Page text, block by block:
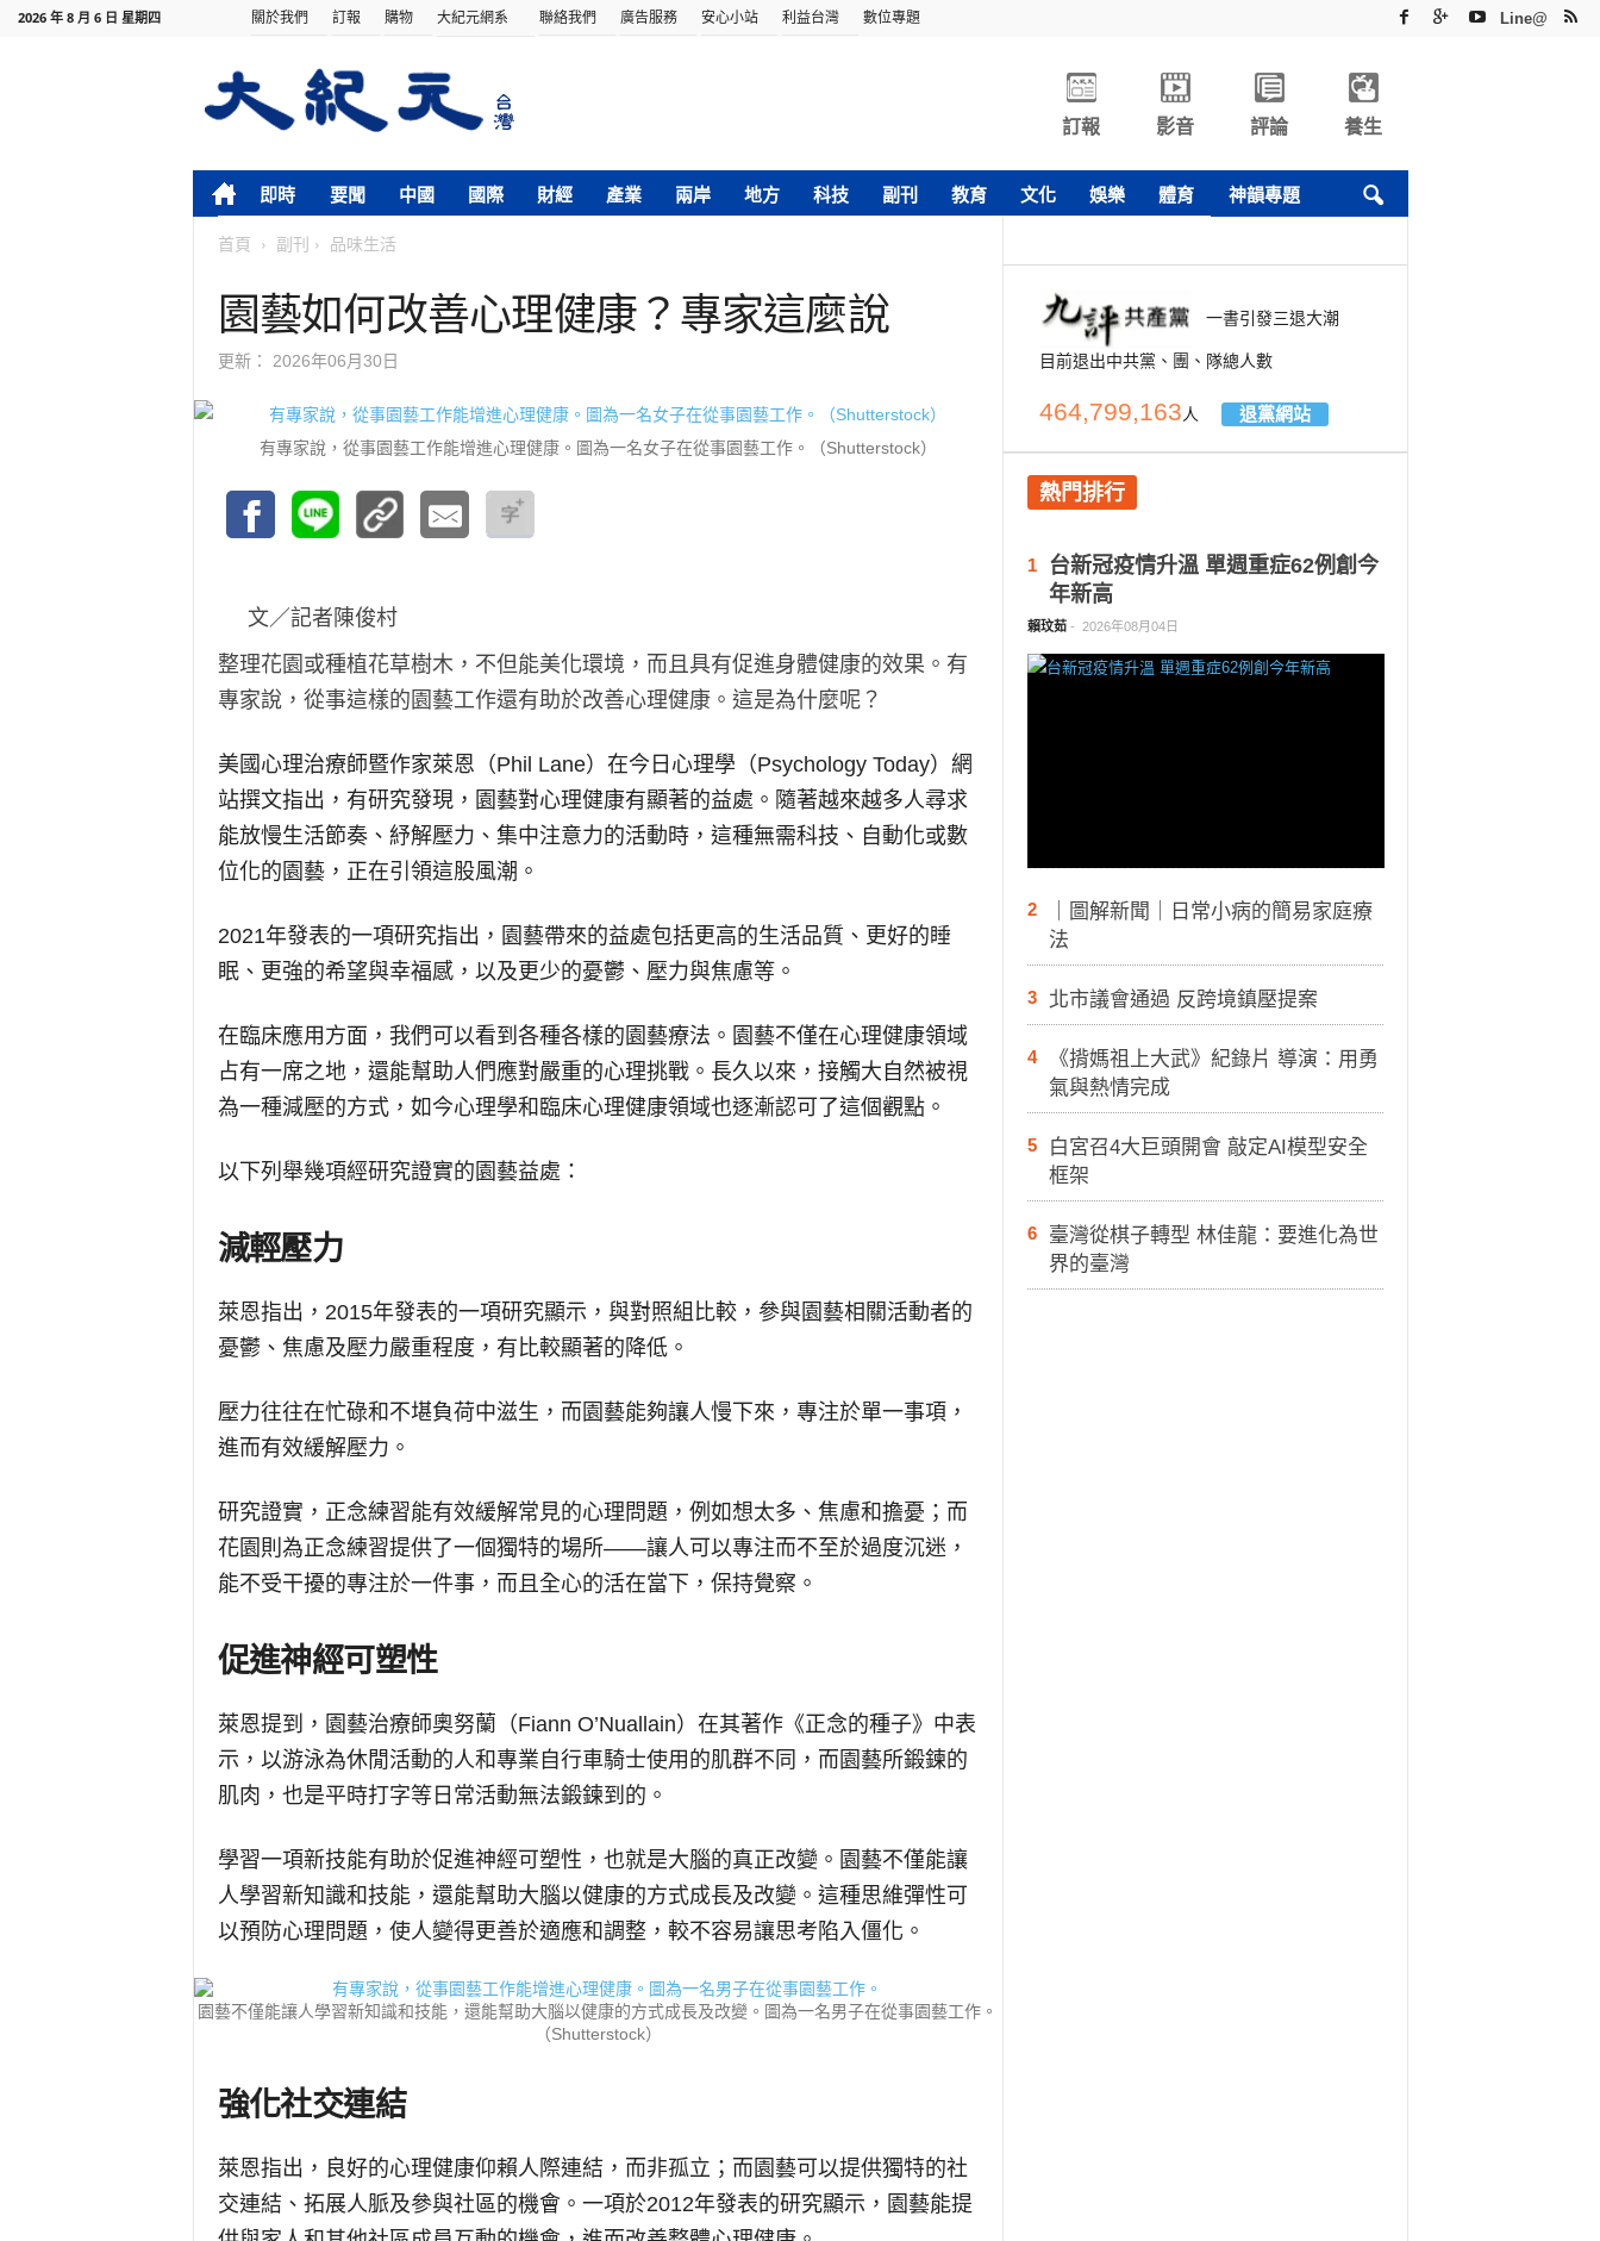
2026 年 8 月 6 日 星期四 關於我們 訂報 購物 大紀元網系 聯絡我們 廣告服務 安心小站 利益台灣 數位專題 Line@
訂報 影音 評論 養生
即時 要聞 中國 國際 財經 產業 兩岸 地方 科技 副刊 教育 文化 娛樂 體育 神韻專題
首頁 副刊 品味生活
園藝如何改善心理健康？專家這麼說
更新： 2026年06月30日
有專家說，從事園藝工作能增進心理健康。圖為一名女子在從事園藝工作。（Shutterstock）
文／記者陳俊村
整理花園或種植花草樹木，不但能美化環境，而且具有促進身體健康的效果。有
專家說，從事這樣的園藝工作還有助於改善心理健康。這是為什麼呢？
美國心理治療師暨作家萊恩（Phil Lane）在今日心理學（Psychology Today）網
站撰文指出，有研究發現，園藝對心理健康有顯著的益處。隨著越來越多人尋求
能放慢生活節奏、紓解壓力、集中注意力的活動時，這種無需科技、自動化或數
位化的園藝，正在引領這股風潮。
2021年發表的一項研究指出，園藝帶來的益處包括更高的生活品質、更好的睡
眠、更強的希望與幸福感，以及更少的憂鬱、壓力與焦慮等。
在臨床應用方面，我們可以看到各種各樣的園藝療法。園藝不僅在心理健康領域
占有一席之地，還能幫助人們應對嚴重的心理挑戰。長久以來，接觸大自然被視
為一種減壓的方式，如今心理學和臨床心理健康領域也逐漸認可了這個觀點。
以下列舉幾項經研究證實的園藝益處：
減輕壓力
萊恩指出，2015年發表的一項研究顯示，與對照組比較，參與園藝相關活動者的
憂鬱、焦慮及壓力嚴重程度，有比較顯著的降低。
壓力往往在忙碌和不堪負荷中滋生，而園藝能夠讓人慢下來，專注於單一事項，
進而有效緩解壓力。
研究證實，正念練習能有效緩解常見的心理問題，例如想太多、焦慮和擔憂；而
花園則為正念練習提供了一個獨特的場所——讓人可以專注而不至於過度沉迷，
能不受干擾的專注於一件事，而且全心的活在當下，保持覺察。
促進神經可塑性
萊恩提到，園藝治療師奧努蘭（Fiann O’Nuallain）在其著作《正念的種子》中表
示，以游泳為休閒活動的人和專業自行車騎士使用的肌群不同，而園藝所鍛鍊的
肌肉，也是平時打字等日常活動無法鍛鍊到的。
學習一項新技能有助於促進神經可塑性，也就是大腦的真正改變。園藝不僅能讓
人學習新知識和技能，還能幫助大腦以健康的方式成長及改變。這種思維彈性可
以預防心理問題，使人變得更善於適應和調整，較不容易讓思考陷入僵化。
園藝不僅能讓人學習新知識和技能，還能幫助大腦以健康的方式成長及改變。圖為一名男子在從事園藝工作。
（Shutterstock）
強化社交連結
萊恩指出，良好的心理健康仰賴人際連結，而非孤立；而園藝可以提供獨特的社
交連結、拓展人脈及參與社區的機會。一項於2012年發表的研究顯示，園藝能提
一書引發三退大潮
目前退出中共黨、團、隊總人數
464,799,163人 退黨網站
熱門排行
1
台新冠疫情升溫 單週重症62例創今
年新高
賴玟茹 - 2026年08月04日
2
｜圖解新聞｜日常小病的簡易家庭療
法
3 北市議會通過 反跨境鎮壓提案
4
《揹媽祖上大武》紀錄片 導演：用勇
氣與熱情完成
5
白宮召4大巨頭開會 敲定AI模型安全
框架
6
臺灣從棋子轉型 林佳龍：要進化為世
界的臺灣